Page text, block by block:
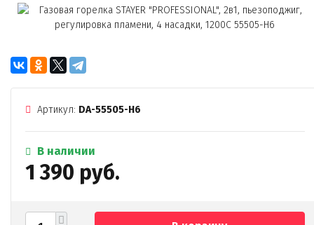
Артикул: DA-55505-H6
В наличии
1 390 руб.